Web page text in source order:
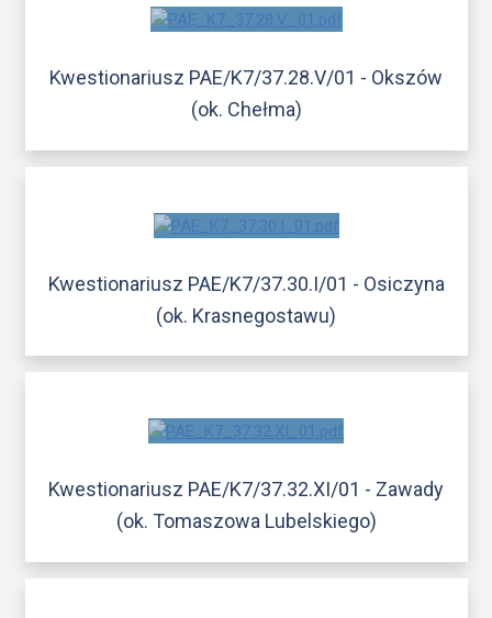
Kwestionariusz PAE/K7/37.28.V/01 - Okszów
(ok. Chełma)
Kwestionariusz PAE/K7/37.30.I/01 - Osiczyna
(ok. Krasnegostawu)
Kwestionariusz PAE/K7/37.32.XI/01 - Zawady
(ok. Tomaszowa Lubelskiego)